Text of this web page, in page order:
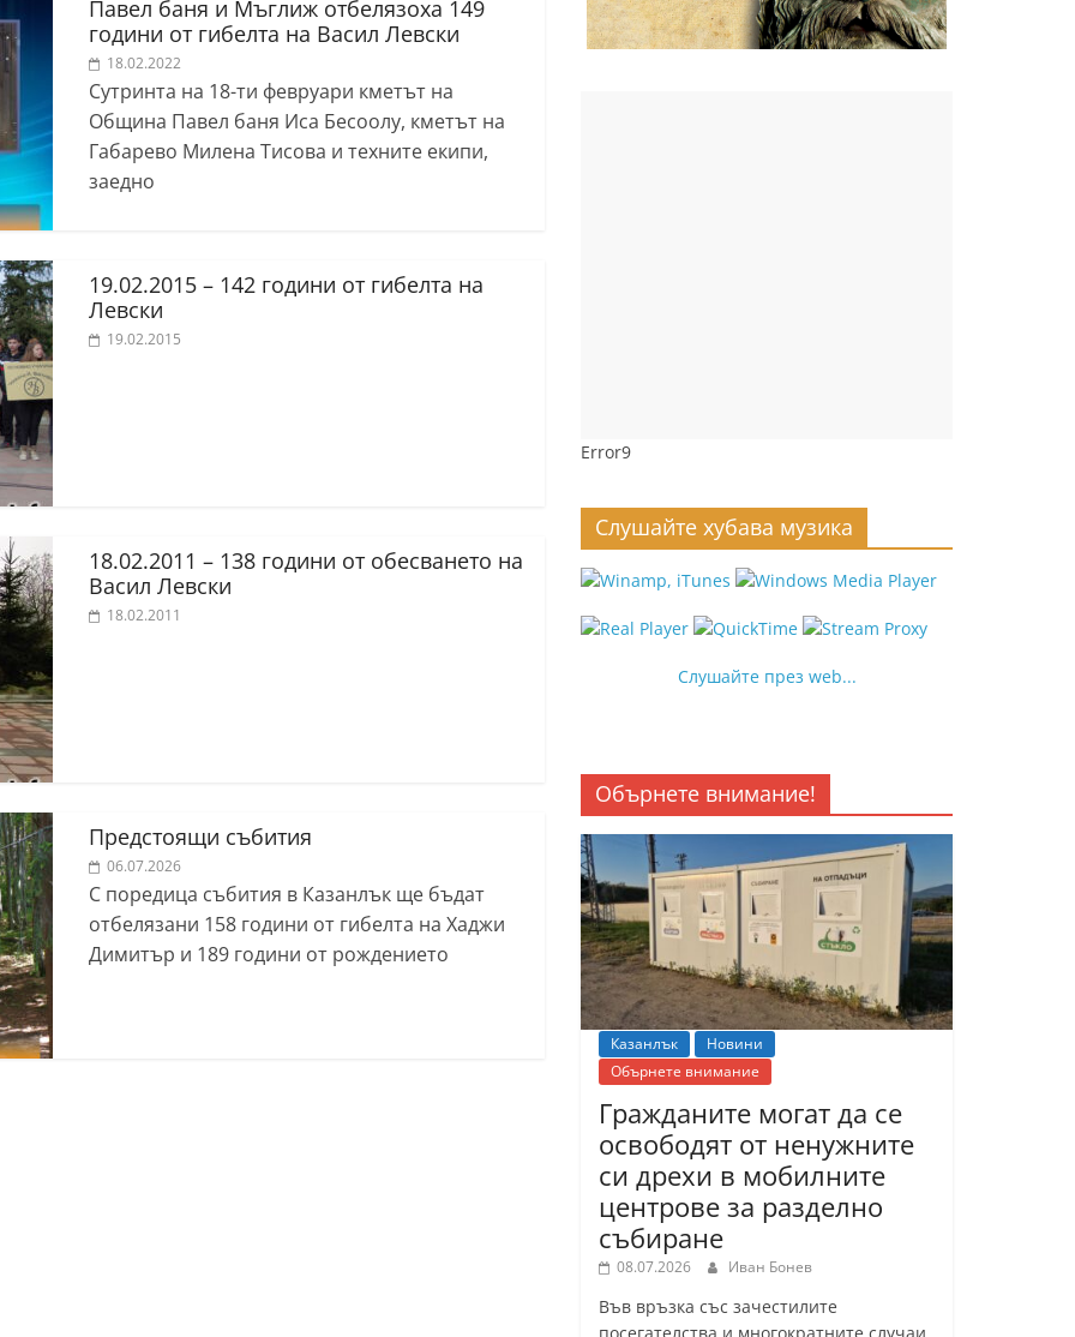
Павел баня и Мъглиж отбелязоха 149
години от гибелта на Васил Левски
18.02.2022
Сутринта на 18-ти февруари кметът на
Община Павел баня Иса Бесоолу, кметът на
Габарево Милена Тисова и техните екипи,
заедно
19.02.2015 – 142 години от гибелта на
Левски
19.02.2015
18.02.2011 – 138 години от обесването на
Васил Левски
18.02.2011
Предстоящи събития
06.07.2026
С поредица събития в Казанлък ще бъдат
отбелязани 158 години от гибелта на Хаджи
Димитър и 189 години от рождението
Error9
Слушайте хубава музика
Слушайте през web...
Обърнете внимание!
Казанлък
Новини
Обърнете внимание
Гражданите могат да се
освободят от ненужните
си дрехи в мобилните
центрове за разделно
събиране
08.07.2026 Иван Бонев
Във връзка със зачестилите